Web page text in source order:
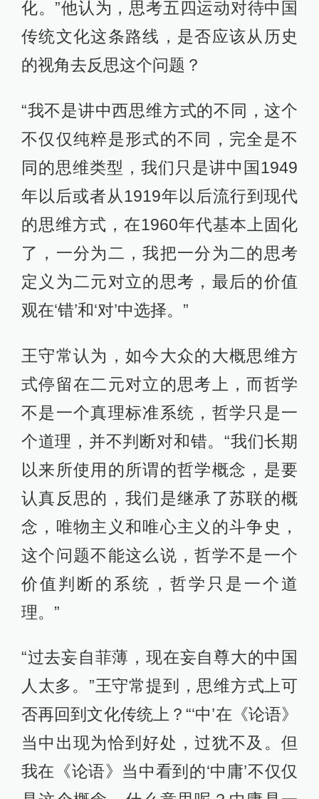
化。”他认为，思考五四运动对待中国
传统文化这条路线，是否应该从历史
的视角去反思这个问题？
“我不是讲中西思维方式的不同，这个
不仅仅纯粹是形式的不同，完全是不
同的思维类型，我们只是讲中国1949
年以后或者从1919年以后流行到现代
的思维方式，在1960年代基本上固化
了，一分为二，我把一分为二的思考
定义为二元对立的思考，最后的价值
观在‘错’和‘对’中选择。”
王守常认为，如今大众的大概思维方
式停留在二元对立的思考上，而哲学
不是一个真理标准系统，哲学只是一
个道理，并不判断对和错。“我们长期
以来所使用的所谓的哲学概念，是要
认真反思的，我们是继承了苏联的概
念，唯物主义和唯心主义的斗争史，
这个问题不能这么说，哲学不是一个
价值判断的系统，哲学只是一个道
理。”
“过去妄自菲薄，现在妄自尊大的中国
人太多。”王守常提到，思维方式上可
否再回到文化传统上？“‘中’在《论语》
当中出现为恰到好处，过犹不及。但
我在《论语》当中看到的‘中庸’不仅仅